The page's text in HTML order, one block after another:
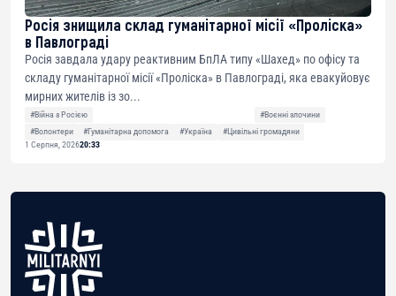
Росія знищила склад гуманітарної місії «Проліска»
в Павлограді
Росія завдала удару реактивним БпЛА типу «Шахед» по офісу та
складу гуманітарної місії «Проліска» в Павлограді, яка евакуйовує
мирних жителів із зо...
#Війна з Росією
#Воєнні злочини
#Волонтери
#Гуманітарна допомога #Україна
#Цивільні громадяни
1 Серпня, 202620:33